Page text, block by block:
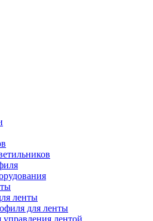
ленты
для ленты
управления лентой